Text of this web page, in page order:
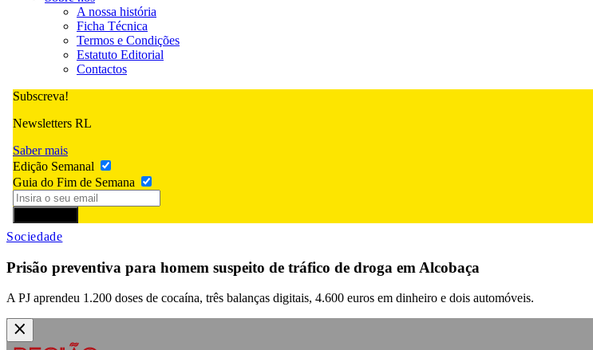
A nossa história
Ficha Técnica
Termos e Condições
Estatuto Editorial
Contactos
Subscreva!
Newsletters RL
Saber mais
Edição Semanal
Guia do Fim de Semana
Sociedade
Prisão preventiva para homem suspeito de tráfico de droga em Alcobaça
A PJ aprendeu 1.200 doses de cocaína, três balanças digitais, 4.600 euros em dinheiro e dois automóveis.